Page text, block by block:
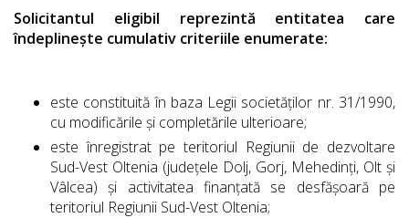
Solicitantul eligibil reprezintă entitatea care
îndeplinește cumulativ criteriile enumerate:
este constituită în baza Legii societăților nr. 31/1990,
cu modificările și completările ulterioare;
este înregistrat pe teritoriul Regiunii de dezvoltare
Sud-Vest Oltenia (județele Dolj, Gorj, Mehedinți, Olt și
Vâlcea) și activitatea finanțată se desfășoară pe
teritoriul Regiunii Sud-Vest Oltenia;